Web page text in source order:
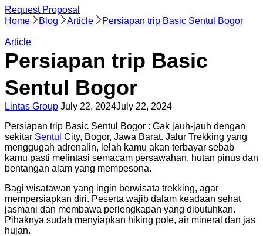
Request Proposal
Home
Blog Article Persiapan trip Basic Sentul Bogor
Article
Persiapan trip Basic
Sentul Bogor
Lintas Group July 22, 2024July 22, 2024
Persiapan trip Basic Sentul Bogor : Gak jauh-jauh dengan
sekitar Sentul City, Bogor, Jawa Barat. Jalur Trekking yang
menggugah adrenalin, lelah kamu akan terbayar sebab
kamu pasti melintasi semacam persawahan, hutan pinus dan
bentangan alam yang mempesona.
Bagi wisatawan yang ingin berwisata trekking, agar
mempersiapkan diri. Peserta wajib dalam keadaan sehat
jasmani dan membawa perlengkapan yang dibutuhkan.
Pihaknya sudah menyiapkan hiking pole, air mineral dan jas
hujan.